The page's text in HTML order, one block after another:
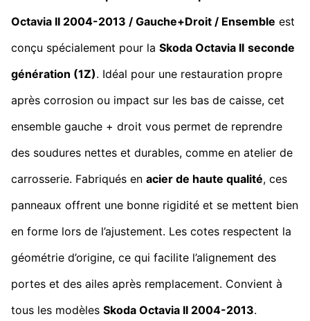
Octavia II 2004-2013 / Gauche+Droit / Ensemble est
conçu spécialement pour la Skoda Octavia II seconde
génération (1Z). Idéal pour une restauration propre
après corrosion ou impact sur les bas de caisse, cet
ensemble gauche + droit vous permet de reprendre
des soudures nettes et durables, comme en atelier de
carrosserie. Fabriqués en acier de haute qualité, ces
panneaux offrent une bonne rigidité et se mettent bien
en forme lors de l’ajustement. Les cotes respectent la
géométrie d’origine, ce qui facilite l’alignement des
portes et des ailes après remplacement. Convient à
tous les modèles Skoda Octavia II 2004-2013.